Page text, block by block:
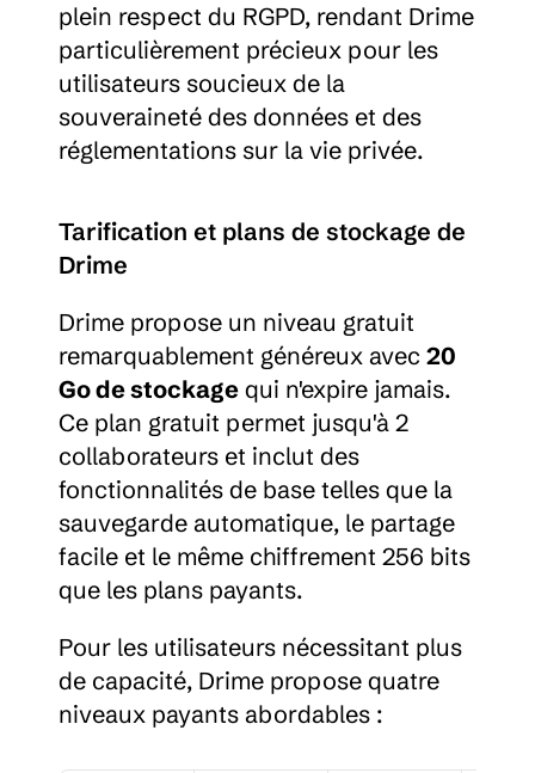
plein respect du RGPD, rendant Drime
particulièrement précieux pour les
utilisateurs soucieux de la
souveraineté des données et des
réglementations sur la vie privée.
Tarification et plans de stockage de
Drime
Drime propose un niveau gratuit
remarquablement généreux avec 20
Go de stockage qui n'expire jamais.
Ce plan gratuit permet jusqu'à 2
collaborateurs et inclut des
fonctionnalités de base telles que la
sauvegarde automatique, le partage
facile et le même chiffrement 256 bits
que les plans payants.
Pour les utilisateurs nécessitant plus
de capacité, Drime propose quatre
niveaux payants abordables :